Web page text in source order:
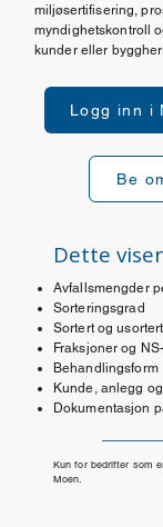
miljøsertifisering,
myndighetskontroll
kunder eller
Logg inn i
Be
Dette
Avfallsmengder
Sorteringsgrad
Sortert og usortert
Fraksjoner og
Behandlingsform
Kunde, anlegg
Dokumentasjon
Kun for bedrifter som
Moen.